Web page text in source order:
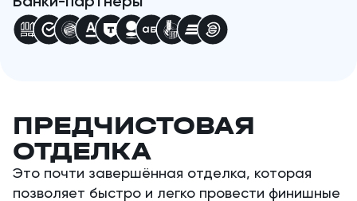
ПРЕДЧИСТОВАЯ
ОТДЕЛКА
Это почти завершённая отделка, которая
позволяет быстро и легко провести финишные